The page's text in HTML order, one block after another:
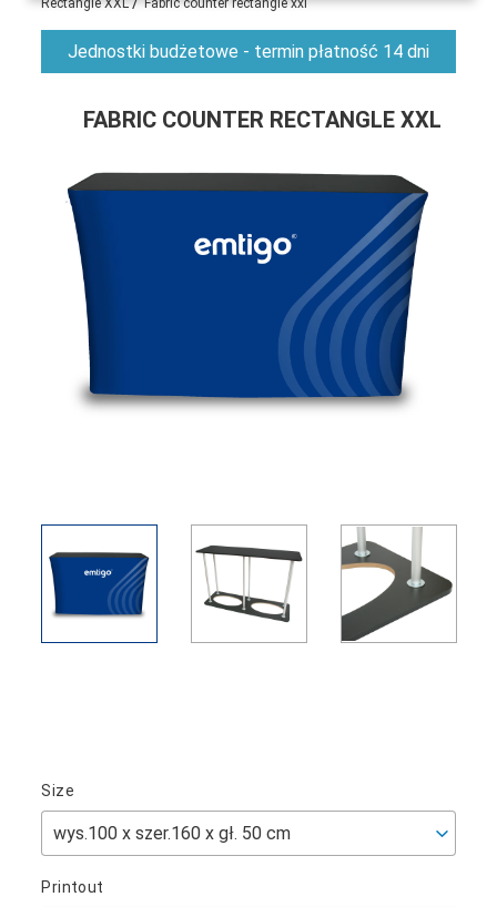
Rectangle XXL
Fabric counter rectangle xxl
Jednostki budżetowe - termin płatność 14 dni
FABRIC COUNTER RECTANGLE XXL
Size
Printout